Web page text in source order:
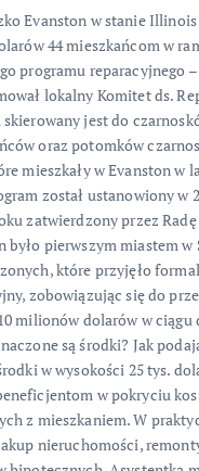
Evanston w stanie Illinois
44 mieszkańcom w
programu reparacyjnego –
lokalny Komitet ds.
skierowany jest do
oraz potomków
mieszkały w Evanston w
został ustanowiony w
zatwierdzony przez
było pierwszym miastem w
które przyjęło
zobowiązując się do
milionów dolarów w ciągu
są środki? Jak
w wysokości 25 tys.
w pokryciu
z mieszkaniem. W
nieruchomości,